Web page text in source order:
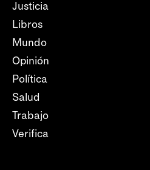
Justicia
Libros
Mundo
Opinión
Política
Salud
Trabajo
Verifica